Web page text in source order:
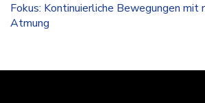
Fokus: Kontinuierliche Bewegungen mit
Atmung